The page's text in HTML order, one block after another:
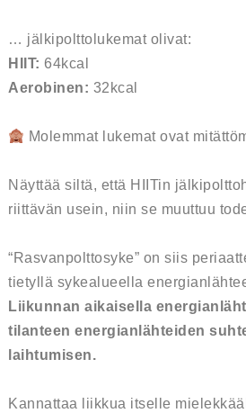
… jälkipolttolukemat olivat:
HIIT: 64kcal
Aerobinen: 32kcal
Molemmat lukemat ovat
Näyttää siltä, että HIITin
riittävän usein, niin se muuttuu
“Rasvanpolttosyke” on siis
tietyllä sykealueella
Liikunnan aikaisella
tilanteen energianlähteiden
laihtumisen.
Kannattaa liikkua itselle